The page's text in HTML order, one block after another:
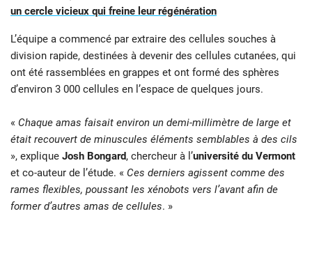
un cercle vicieux qui freine leur régénération
L’équipe a commencé par extraire des cellules souches à
division rapide, destinées à devenir des cellules cutanées, qui
ont été rassemblées en grappes et ont formé des sphères
d’environ 3 000 cellules en l’espace de quelques jours.
« Chaque amas faisait environ un demi-millimètre de large et
était recouvert de minuscules éléments semblables à des cils
», explique Josh Bongard, chercheur à l’université du Vermont
et co-auteur de l’étude. « Ces derniers agissent comme des
rames flexibles, poussant les xénobots vers l’avant afin de
former d’autres amas de cellules. »